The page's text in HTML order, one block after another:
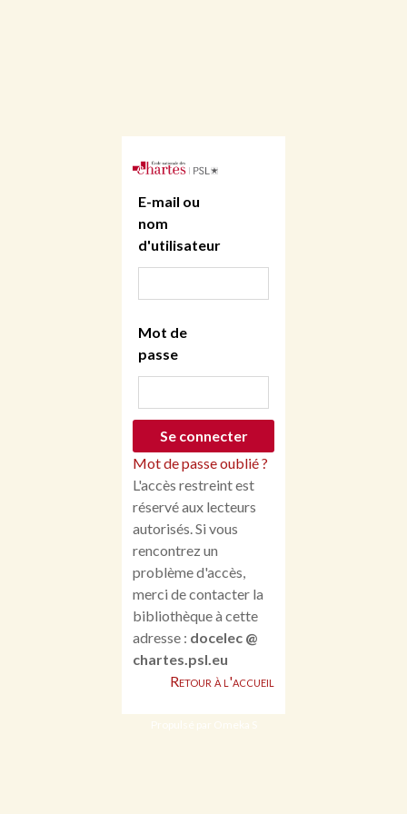
E-mail ou
nom
d'utilisateur
Mot de
passe
Mot de passe oublié ?
L'accès restreint est
réservé aux lecteurs
autorisés. Si vous
rencontrez un
problème d'accès,
merci de contacter la
bibliothèque à cette
adresse : docelec @
chartes.psl.eu
Retour à l'accueil
Propulsé par Omeka S